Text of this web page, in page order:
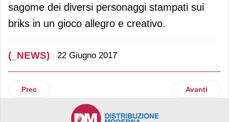
sagome dei diversi personaggi stampati sui
briks in un gioco allegro e creativo.
(_NEWS) 22 Giugno 2017
Articolo precedente: La quota di mercato per il mdd
Prec Articolo
Avanti